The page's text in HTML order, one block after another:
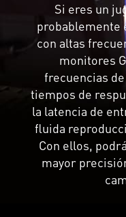
Si eres un
probablemente
con altas
monitores
frecuencias
tiempos de
la latencia de
fluida
Con ellos,
mayor